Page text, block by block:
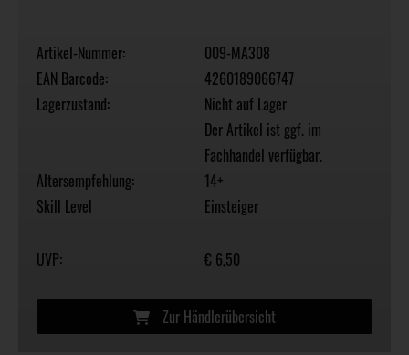
Artikel-Nummer:
009-MA308
EAN Barcode:
4260189066747
Lagerzustand:
Nicht auf Lager
Der Artikel ist ggf. im
Fachhandel verfügbar.
Altersempfehlung:
14+
Skill Level
Einsteiger
UVP: € 6,50
Zur Händlerübersicht